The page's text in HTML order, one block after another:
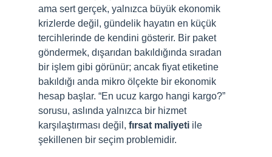
ama sert gerçek, yalnızca büyük ekonomik
krizlerde değil, gündelik hayatın en küçük
tercihlerinde de kendini gösterir. Bir paket
göndermek, dışarıdan bakıldığında sıradan
bir işlem gibi görünür; ancak fiyat etiketine
bakıldığı anda mikro ölçekte bir ekonomik
hesap başlar. “En ucuz kargo hangi kargo?”
sorusu, aslında yalnızca bir hizmet
karşılaştırması değil, fırsat maliyeti ile
şekillenen bir seçim problemidir.